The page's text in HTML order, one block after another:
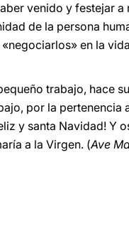
venido y festejar a
de la persona
en la
trabajo, hace
por la pertenencia
y santa Navidad! Y
a la Virgen. (Ave